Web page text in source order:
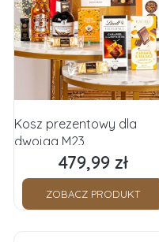
Kosz prezentowy dla
dwojga M23
Cena
479,99 zł
ZOBACZ PRODUKT